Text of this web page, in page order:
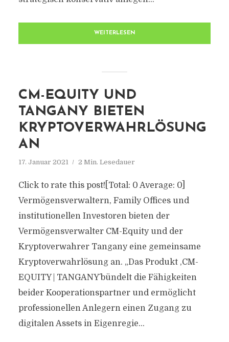
WEITERLESEN
CM-EQUITY UND
TANGANY BIETEN
KRYPTOVERWAHRLÖSUNG
AN
17. Januar 2021 2 Min. Lesedauer
Click to rate this post![Total: 0 Average: 0]
Vermögensverwaltern, Family Offices und
institutionellen Investoren bieten der
Vermögensverwalter CM-Equity und der
Kryptoverwahrer Tangany eine gemeinsame
Kryptoverwahrlösung an. „Das Produkt ,CM-
EQUITY | TANGANY´ bündelt die Fähigkeiten
beider Kooperationspartner und ermöglicht
professionellen Anlegern einen Zugang zu
digitalen Assets in Eigenregie...